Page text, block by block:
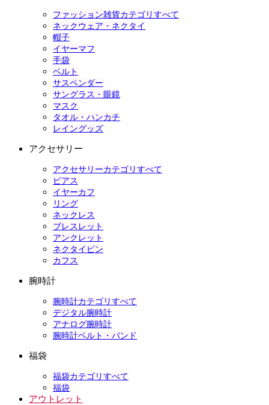
ファッション雑貨カテゴリすべて
ネックウェア・ネクタイ
帽子
イヤーマフ
手袋
ベルト
サスペンダー
サングラス・眼鏡
マスク
タオル・ハンカチ
レイングッズ
アクセサリー
アクセサリーカテゴリすべて
ピアス
イヤーカフ
リング
ネックレス
ブレスレット
アンクレット
ネクタイピン
カフス
腕時計
腕時計カテゴリすべて
デジタル腕時計
アナログ腕時計
腕時計ベルト・バンド
福袋
福袋カテゴリすべて
福袋
アウトレット